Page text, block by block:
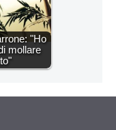
"Ho
mollare